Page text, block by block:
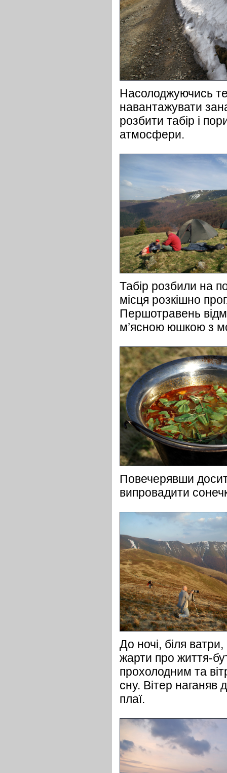
Насолоджуючись
навантажувати
розбити табір і
атмосфери.
Табір розбили на
місця розкішно
Першотравень
м’ясною юшкою з
Повечерявши
випровадити
До ночі, біля
жарти про життя-
прохолодним та
сну. Вітер наганяв
плаї.